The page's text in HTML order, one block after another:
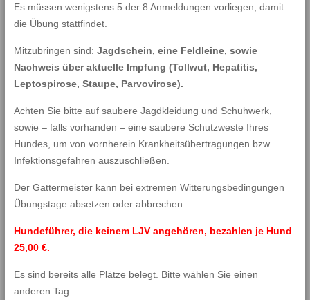
Es müssen wenigstens 5 der 8 Anmeldungen vorliegen, damit
die Übung stattfindet.
Mitzubringen sind: Jagdschein, eine Feldleine, sowie
Nachweis über aktuelle Impfung (Tollwut, Hepatitis,
Leptospirose, Staupe, Parvovirose).
Achten Sie bitte auf saubere Jagdkleidung und Schuhwerk,
sowie – falls vorhanden – eine saubere Schutzweste Ihres
Hundes, um von vornherein Krankheitsübertragungen bzw.
Infektionsgefahren auszuschließen.
Der Gattermeister kann bei extremen Witterungsbedingungen
Übungstage absetzen oder abbrechen.
Hundeführer, die keinem LJV angehören, bezahlen je Hund
25,00 €.
Es sind bereits alle Plätze belegt. Bitte wählen Sie einen
anderen Tag.